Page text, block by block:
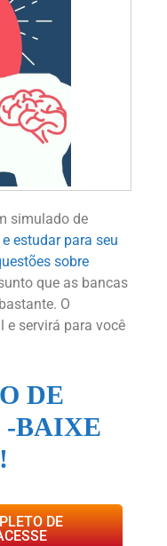
simulado de
estudar para seu
sobre
que as bancas
O
servirá para você
DE
-BAIXE
DE